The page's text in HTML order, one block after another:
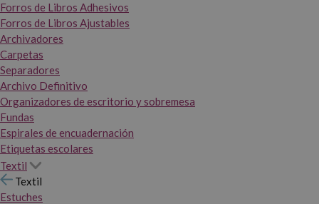
Forros de Libros Adhesivos
Forros de Libros Ajustables
Archivadores
Carpetas
Separadores
Archivo Definitivo
Organizadores de escritorio y sobremesa
Fundas
Espirales de encuadernación
Etiquetas escolares
Textil
Textil
Estuches